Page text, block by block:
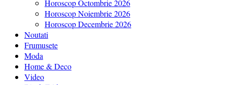
Horoscop Octombrie 2026
Horoscop Noiembrie 2026
Horoscop Decembrie 2026
Noutati
Frumusete
Moda
Home & Deco
Video